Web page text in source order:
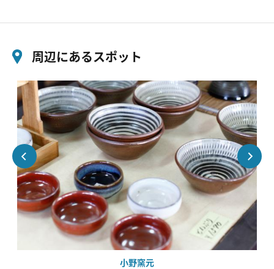
周辺にあるスポット
小野窯元